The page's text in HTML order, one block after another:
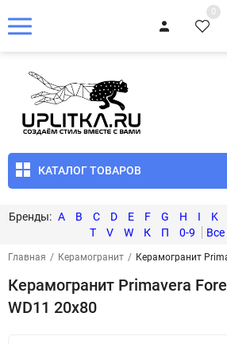
0
КАТАЛОГ ТОВАРОВ
A B C D E F G H I K
T
V W К П 0-9
Главная / Керамогранит / Керамогранит
Керамогранит Primavera
WD11 20x80